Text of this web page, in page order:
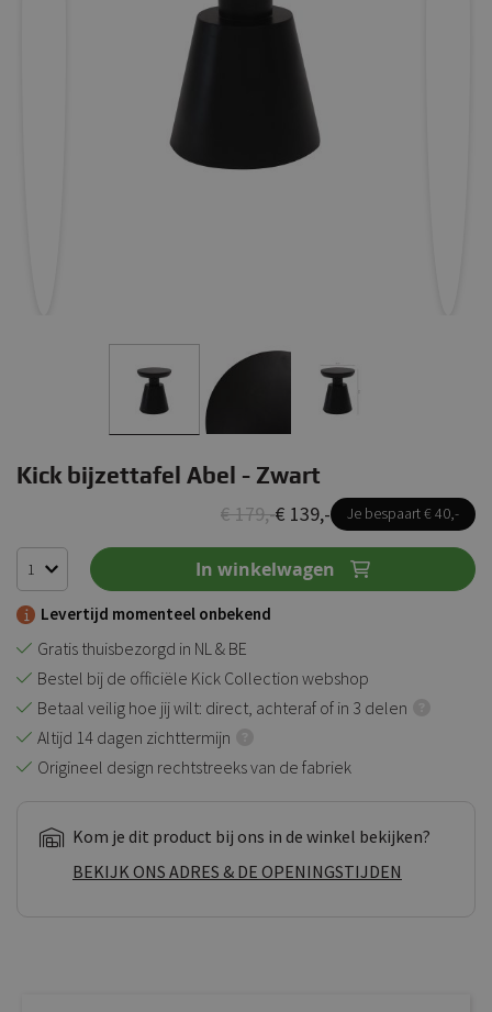
Kick bijzettafel Abel - Zwart
Je bespaart € 40,-
€ 139,-
€ 179,-
In winkelwagen
Levertijd momenteel onbekend
Gratis thuisbezorgd in NL & BE
Bestel bij de officiële Kick Collection webshop
Betaal veilig hoe jij wilt: direct, achteraf of in 3 delen
Altijd 14 dagen zichttermijn
Origineel design rechtstreeks van de fabriek
Kom je dit product bij ons in de winkel bekijken?
BEKIJK ONS ADRES & DE OPENINGSTIJDEN